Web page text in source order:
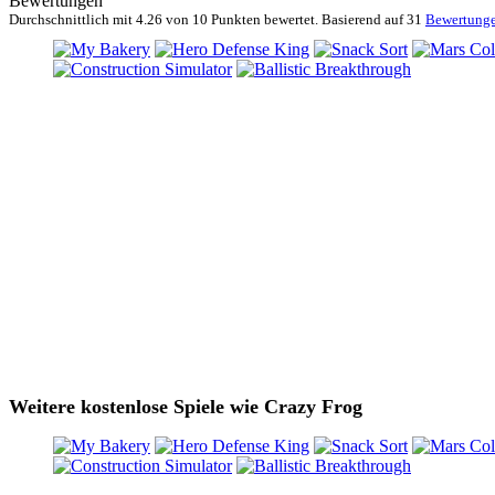
Durchschnittlich mit 4.26 von 10 Punkten bewertet. Basierend auf31
Weitere kostenlose Spiele wie Crazy Frog